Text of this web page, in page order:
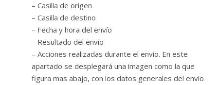
– Casilla de origen
– Casilla de destino
– Fecha y hora del envío
– Resultado del envío
– Acciones realizadas durante el envío. En este
apartado se desplegará una imagen como la que
figura mas abajo, con los datos generales del envío